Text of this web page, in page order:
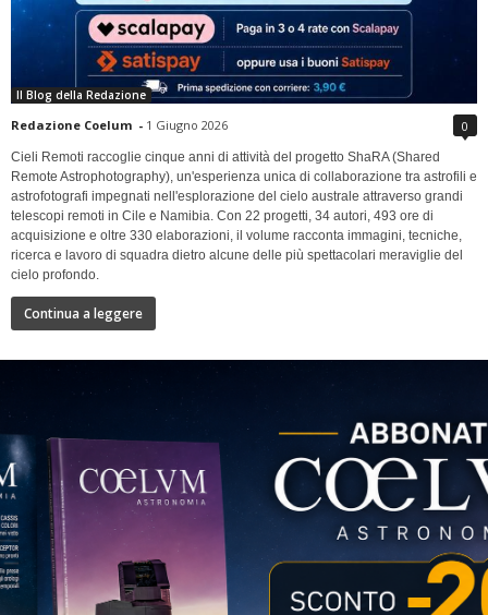
Il Blog della Redazione
Redazione Coelum - 1 Giugno 2026 0
Cieli Remoti raccoglie cinque anni di attività del progetto ShaRA (Shared
Remote Astrophotography), un'esperienza unica di collaborazione tra astrofili e
astrofotografi impegnati nell'esplorazione del cielo australe attraverso grandi
telescopi remoti in Cile e Namibia. Con 22 progetti, 34 autori, 493 ore di
acquisizione e oltre 330 elaborazioni, il volume racconta immagini, tecniche,
ricerca e lavoro di squadra dietro alcune delle più spettacolari meraviglie del
cielo profondo.
Continua a leggere